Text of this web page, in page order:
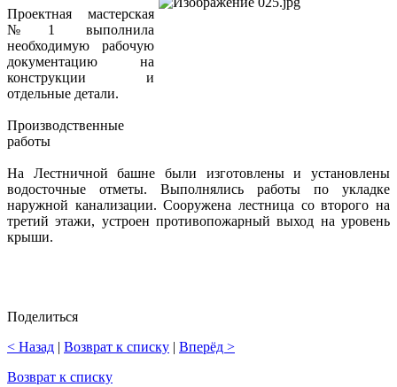
Проектная мастерская
№1 выполнила
необходимую рабочую
документацию на
конструкции и
отдельные детали.
Производственные
работы
На Лестничной башне были изготовлены и установлены
водосточные отметы. Выполнялись работы по укладке
наружной канализации. Сооружена лестница со второго на
третий этажи, устроен противопожарный выход на уровень
крыши.
Поделиться
< Назад | Возврат к списку | Вперёд >
Возврат к списку